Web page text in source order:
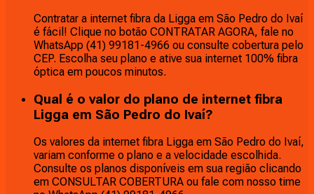
Contratar a internet fibra da Ligga em São Pedro do Ivaí
é fácil! Clique no botão CONTRATAR AGORA, fale no
WhatsApp (41) 99181-4966 ou consulte cobertura pelo
CEP. Escolha seu plano e ative sua internet 100% fibra
óptica em poucos minutos.
Qual é o valor do plano de internet fibra
Ligga em São Pedro do Ivaí?
Os valores da internet fibra Ligga em São Pedro do Ivaí,
variam conforme o plano e a velocidade escolhida.
Consulte os planos disponíveis em sua região clicando
em CONSULTAR COBERTURA ou fale com nosso time